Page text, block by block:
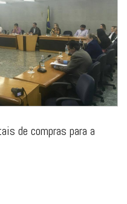
de compras para a